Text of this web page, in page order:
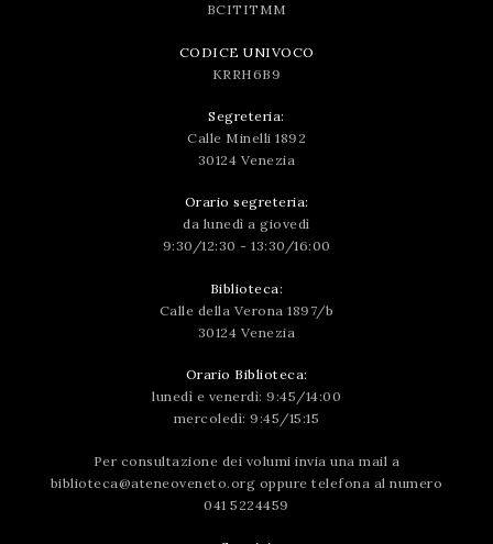
BCITITMM
CODICE UNIVOCO
KRRH6B9
Segreteria:
Calle Minelli 1892
30124 Venezia
Orario segreteria:
da lunedì a giovedì
9:30/12:30 - 13:30/16:00
Biblioteca:
Calle della Verona 1897/b
30124 Venezia
Orario Biblioteca:
lunedì e venerdì: 9:45/14:00
mercoledì: 9:45/15:15
Per consultazione dei volumi invia una mail a
biblioteca@ateneoveneto.org oppure telefona al numero
041 5224459